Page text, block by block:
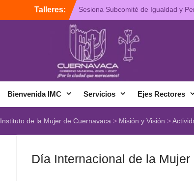
Talleres:
Sesiona Subcomité de Igualdad y
de Género del Ayuntamiento de
Plática de Prevención de la Violencia
Género
Presentan “Busqueda y
Tercera Antología del IMC
Bienvenida IMC Servicios Ejes Rectores
Instituto de la Mujer de Cuernavaca > Misión y Visión >
Día Internacional de la Mujer